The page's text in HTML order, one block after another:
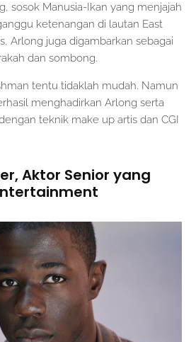
sosok Manusia-Ikan yang menjajah
ketenangan di lautan East
Arlong juga digambarkan sebagai
dan sombong.
tentu tidaklah mudah. Namun
menghadirkan Arlong serta
teknik make up artis dan CGI
Aktor Senior yang